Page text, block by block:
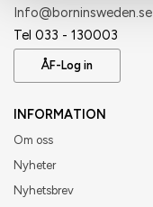
​Info@borninsweden.se
Tel 033 - 130003
ÅF-Log in
INFORMATION
Om oss
Nyheter
Nyhetsbrev